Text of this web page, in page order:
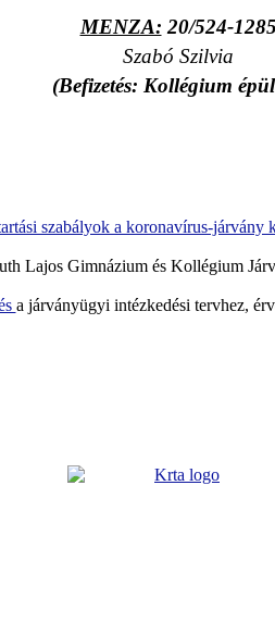
MENZA: 20/524-1285
Szabó Szilvia
(Befizetés: Kollégium
szabályok a koronavírus-járvány
Lajos Gimnázium és Kollégium
a járványügyi intézkedési tervhez,